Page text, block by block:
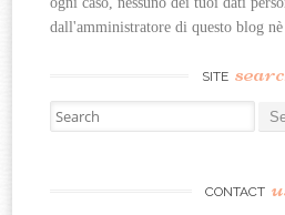
dall'amministratore di questo blog nè
SITE
Search for:
CONTACT